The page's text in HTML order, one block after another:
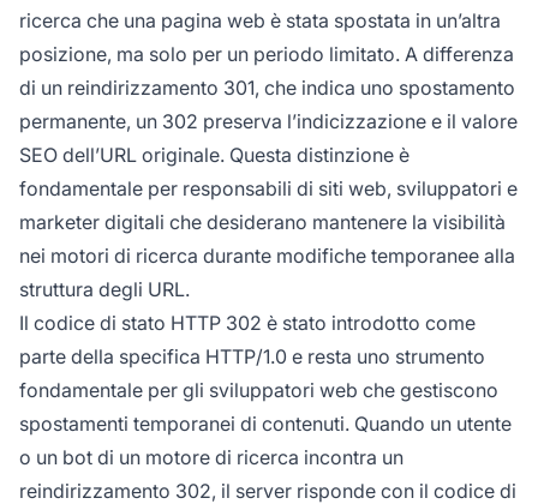
ricerca che una pagina web è stata spostata in un’altra
posizione, ma solo per un periodo limitato. A differenza
di un reindirizzamento 301, che indica uno spostamento
permanente, un 302 preserva l’indicizzazione e il valore
SEO dell’URL originale. Questa distinzione è
fondamentale per responsabili di siti web, sviluppatori e
marketer digitali che desiderano mantenere la visibilità
nei motori di ricerca durante modifiche temporanee alla
struttura degli URL.
Il codice di stato HTTP 302 è stato introdotto come
parte della specifica HTTP/1.0 e resta uno strumento
fondamentale per gli sviluppatori web che gestiscono
spostamenti temporanei di contenuti. Quando un utente
o un bot di un motore di ricerca incontra un
reindirizzamento 302, il server risponde con il codice di